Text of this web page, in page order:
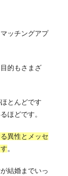
ッチングアプ
的もさまざ
とんどです
ほどです。
異性とメッセ
。
結婚までいっ